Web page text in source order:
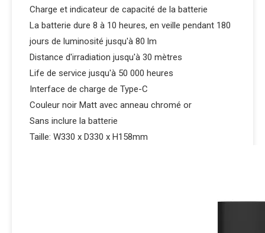
Charge et indicateur de capacité de la batterie
La batterie dure 8 à 10 heures, en veille pendant 180
jours de luminosité jusqu'à 80 lm
Distance d'irradiation jusqu'à 30 mètres
Life de service jusqu'à 50 000 heures
Interface de charge de Type-C
Couleur noir Matt avec anneau chromé or
Sans inclure la batterie
Taille: W330 x D330 x H158mm